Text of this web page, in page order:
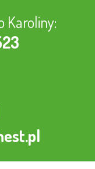
Karoliny: